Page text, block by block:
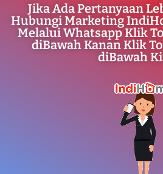
Jika Ada Pertanyaan
Hubungi Marketing
Melalui Whatsapp Klik
diBawah Kanan Klik
diBawah